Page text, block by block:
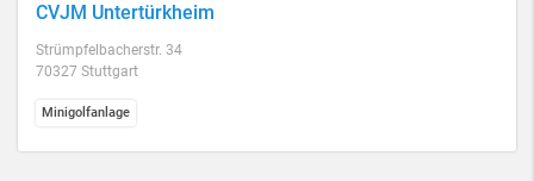
CVJM Untertürkheim
Strümpfelbacherstr. 34
70327 Stuttgart
Minigolfanlage